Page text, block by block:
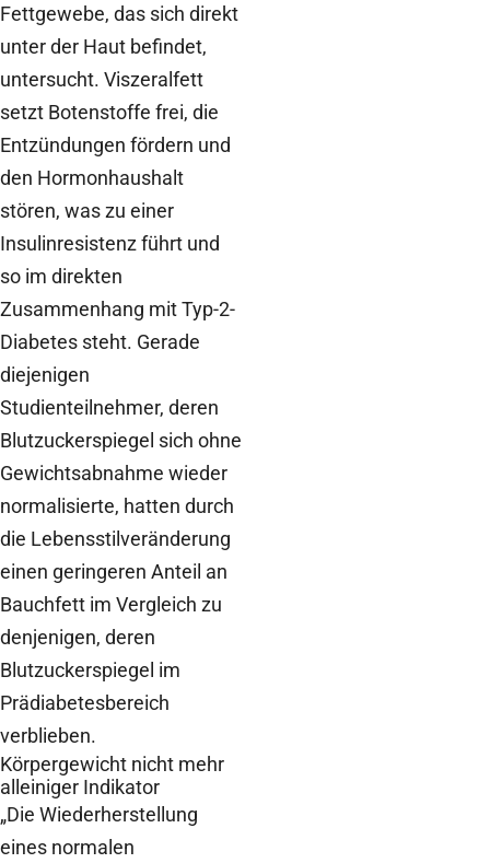
Fettgewebe, das sich direkt
unter der Haut befindet,
untersucht. Viszeralfett
setzt Botenstoffe frei, die
Entzündungen fördern und
den Hormonhaushalt
stören, was zu einer
Insulinresistenz führt und
so im direkten
Zusammenhang mit Typ-2-
Diabetes steht. Gerade
diejenigen
Studienteilnehmer, deren
Blutzuckerspiegel sich ohne
Gewichtsabnahme wieder
normalisierte, hatten durch
die Lebensstilveränderung
einen geringeren Anteil an
Bauchfett im Vergleich zu
denjenigen, deren
Blutzuckerspiegel im
Prädiabetesbereich
verblieben.
Körpergewicht nicht mehr
alleiniger Indikator
„Die Wiederherstellung
eines normalen